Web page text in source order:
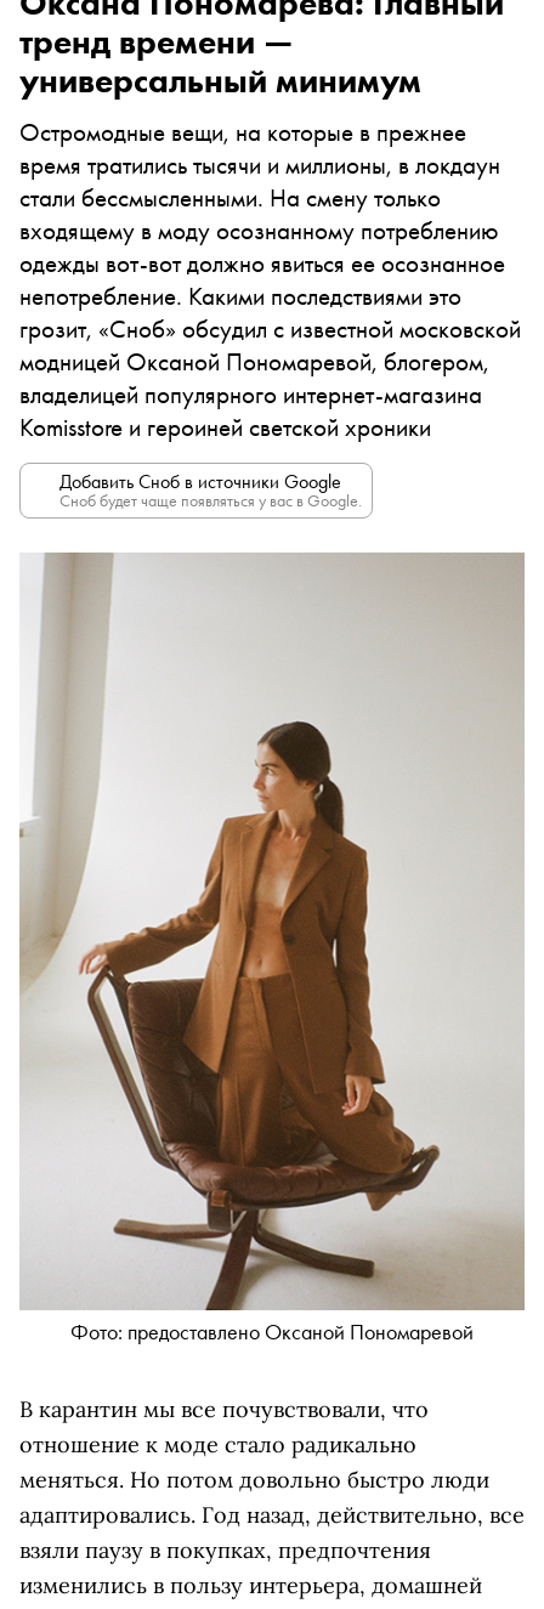
тренд времени —
универсальный минимум
Остромодные вещи, на которые в прежнее
время тратились тысячи и миллионы, в локдаун
стали бессмысленными. На смену только
входящему в моду осознанному потреблению
одежды вот-вот должно явиться ее осознанное
непотребление. Какими последствиями это
грозит, «Сноб» обсудил с известной московской
модницей Оксаной Пономаревой, блогером,
владелицей популярного интернет-магазина
Komisstore и героиней светской хроники
Добавить Сноб в источники Google
Сноб будет чаще появляться у вас в Google.
Фото: предоставлено Оксаной Пономаревой
В карантин мы все почувствовали, что
отношение к моде стало радикально
меняться. Но потом довольно быстро люди
адаптировались. Год назад, действительно, все
взяли паузу в покупках, предпочтения
изменились в пользу интерьера, домашней